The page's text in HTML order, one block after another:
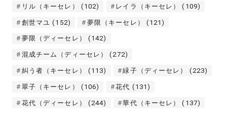
リル（キーセレ） (102) レイラ（キーセレ） (109)
創世マユ (152) 夢限（キーセレ） (121)
夢限（ディーセレ） (142)
混成チーム（ディーセレ） (272)
糾う者（キーセレ） (113) 緑子（ディーセレ） (223)
翠子（キーセレ） (106) 花代 (131)
花代（ディーセレ） (244) 華代（キーセレ） (137)